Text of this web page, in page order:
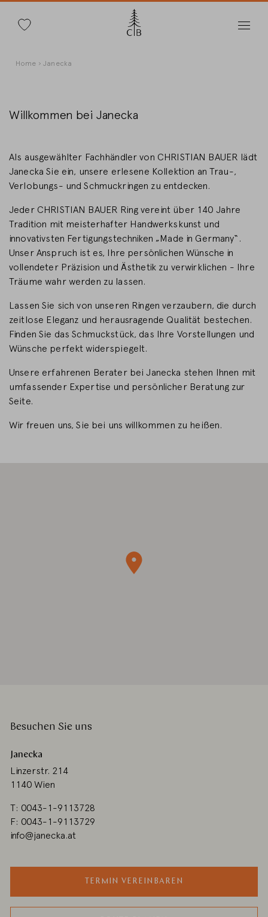
zumPfadnavigation
Home Janecka
Willkommen bei Janecka
Als ausgewählter Fachhändler von CHRISTIAN BAUER lädt
Janecka Sie ein, unsere erlesene Kollektion an Trau-,
Verlobungs- und Schmuckringen zu entdecken.
Jeder CHRISTIAN BAUER Ring vereint über 140 Jahre
Tradition mit meisterhafter Handwerkskunst und
innovativsten Fertigungstechniken „Made in Germany“.
Unser Anspruch ist es, Ihre persönlichen Wünsche in
vollendeter Präzision und Ästhetik zu verwirklichen - Ihre
Träume wahr werden zu lassen.
Lassen Sie sich von unseren Ringen verzaubern, die durch
zeitlose Eleganz und herausragende Qualität bestechen.
Finden Sie das Schmuckstück, das Ihre Vorstellungen und
Wünsche perfekt widerspiegelt.
Unsere erfahrenen Berater bei Janecka stehen Ihnen mit
umfassender Expertise und persönlicher Beratung zur
Seite.
Wir freuen uns, Sie bei uns willkommen zu heißen.
Besuchen Sie uns
Janecka
Linzerstr. 214
1140 Wien
T: 0043-1-9113728
F: 0043-1-9113729
info@janecka.at
TERMIN VEREINBAREN
Land wechseln
Länderwahl
Deutschland